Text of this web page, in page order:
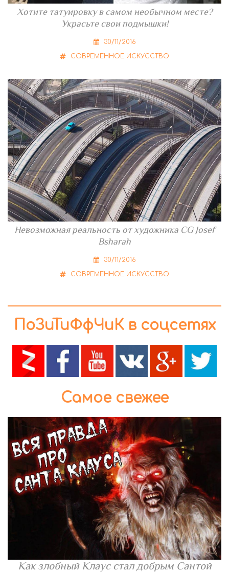
Хотите татуировку в самом необычном месте?
Украсьте свои подмышки!
30/11/2016
СОВРЕМЕННОЕ ИСКУССТВО
Невозможная реальность от художника CG Josef
Bsharah
30/11/2016
СОВРЕМЕННОЕ ИСКУССТВО
ПоЗиТиФфЧиК в соцсетях
Самое свежее
Как злобный Клаус стал добрым Сантой